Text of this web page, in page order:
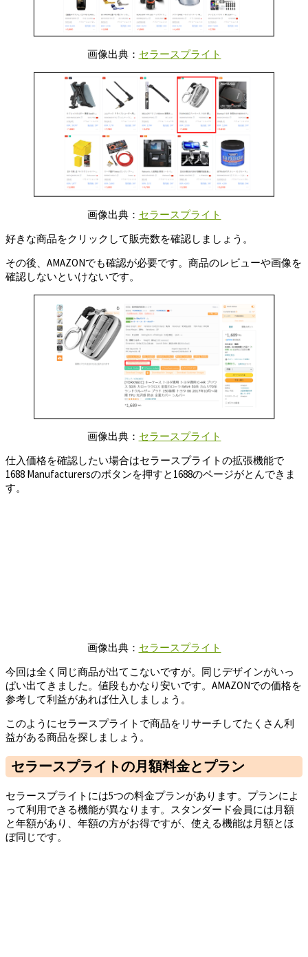
画像出典： セラースプライト
画像出典： セラースプライト
好きな商品をクリックして販売数を確認しましょう。
その後、AMAZONでも確認が必要です。商品のレビューや画像を
確認しないといけないです。
画像出典： セラースプライト
仕入価格を確認したい場合はセラースプライトの拡張機能で
1688 Manufacturersのボタンを押すと1688のページがとんできま
す。
画像出典： セラースプライト
今回は全く同じ商品が出てこないですが。同じデザインがいっ
ぱい出てきました。値段もかなり安いです。AMAZONでの価格を
参考して利益があれば仕入しましょう。
このようにセラースプライトで商品をリサーチしてたくさん利
益がある商品を探しましょう。
セラースプライトの月額料金とプラン
セラースプライトには5つの料金プランがあります。プランによ
って利用できる機能が異なります。スタンダード会員には月額
と年額があり、年額の方がお得ですが、使える機能は月額とほ
ぼ同じです。